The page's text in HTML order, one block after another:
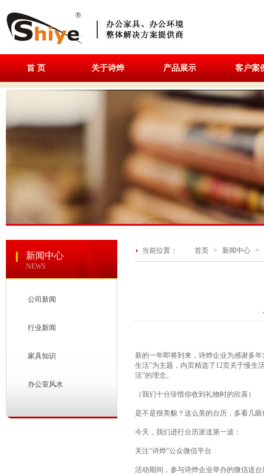
首 页 关于诗烨 产品展示 客户案
新闻中心
NEWS
公司新闻
行业新闻
家具知识
办公室风水
当前位置： 首页 > 新闻中心 >
新的一年即将到来，诗烨企业为感谢多
生活”为主题，内页精选了12页关于慢生
活”的理念。
（我们十分珍惜你收到礼物时的欣喜）
是不是很美貌？这么美的台历，多看几
今天，我们进行台历派送第一波：
关注“诗烨”公众微信平台
活动期间，参与诗烨企业举办的微信送